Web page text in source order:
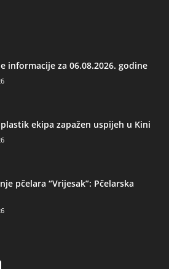
informacije za 06.08.2026. godine
ekipa zapažen uspijeh u Kini
pčelara “Vrijesak”: Pčelarska